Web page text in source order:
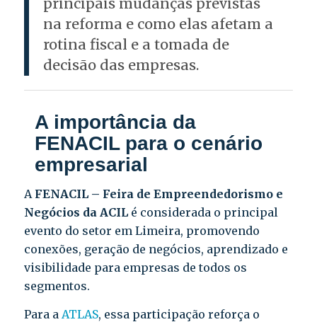
principais mudanças previstas
na reforma e como elas afetam a
rotina fiscal e a tomada de
decisão das empresas.
A importância da
FENACIL para o cenário
empresarial
A FENACIL – Feira de Empreendedorismo e
Negócios da ACILé considerada o principal
evento do setor em Limeira, promovendo
conexões, geração de negócios, aprendizado e
visibilidade para empresas de todos os
segmentos.
Para a ATLAS, essa participação reforça o